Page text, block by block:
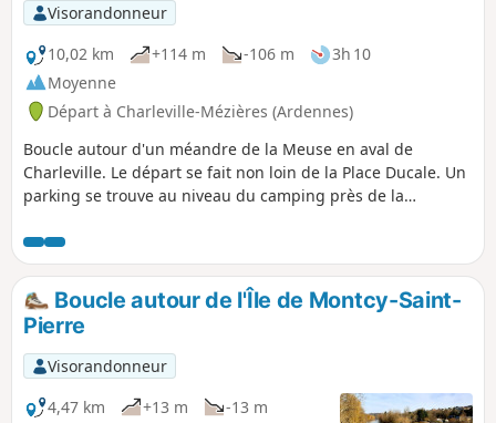
Visorandonneur
10,02 km
+114 m -106 m
3h 10
Moyenne
Départ à Charleville-Mézières (Ardennes)
Boucle autour d'un méandre de la Meuse en aval de
Charleville. Le départ se fait non loin de la Place Ducale. Un
parking se trouve au niveau du camping près de la
dénivelé et quelques routes à forte vitesse à traverser.
Boucle autour de l'Île de Montcy-Saint-
Pierre
Visorandonneur
4,47 km
+13 m
-13 m